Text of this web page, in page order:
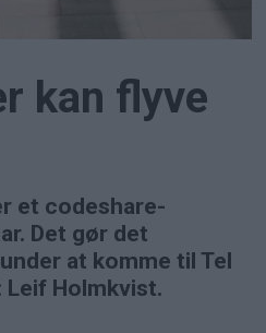
kan flyve
et codeshare-
Det gør det
at komme til Tel
Leif Holmkvist.